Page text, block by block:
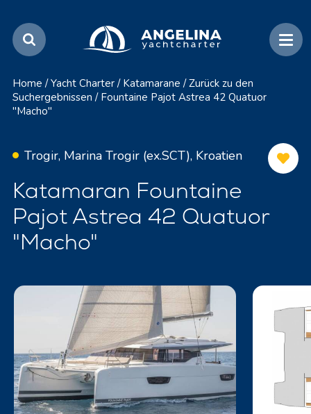
Home / Yacht Charter / Katamarane / Zurück zu den
Suchergebnissen / Fountaine Pajot Astrea 42 Quatuor
"Macho"
Trogir, Marina Trogir (ex.SCT), Kroatien
Katamaran Fountaine
Pajot Astrea 42 Quatuor
"Macho"